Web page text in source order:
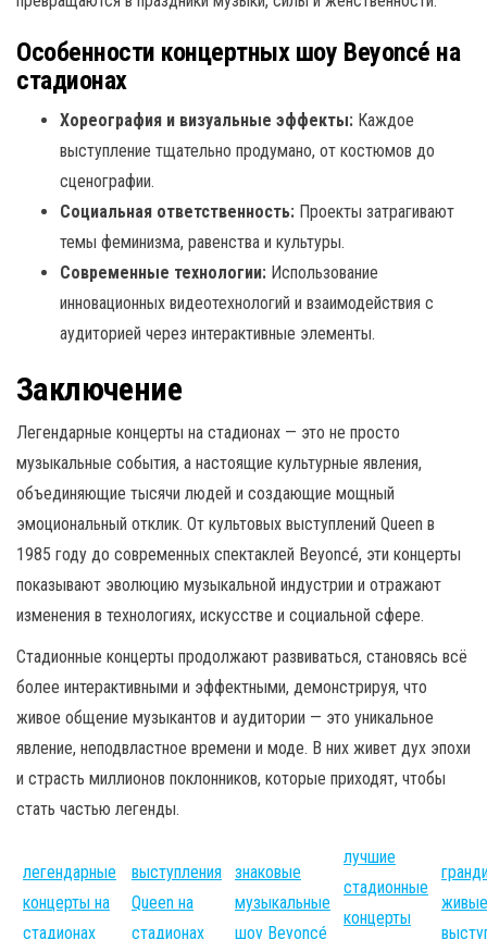
Особенности концертных шоу Beyoncé на
стадионах
Хореография и визуальные эффекты: Каждое
выступление тщательно продумано, от костюмов до
сценографии.
Социальная ответственность: Проекты затрагивают
темы феминизма, равенства и культуры.
Современные технологии: Использование
инновационных видеотехнологий и взаимодействия с
аудиторией через интерактивные элементы.
Заключение
Легендарные концерты на стадионах — это не просто
музыкальные события, а настоящие культурные явления,
объединяющие тысячи людей и создающие мощный
эмоциональный отклик. От культовых выступлений Queen в
1985 году до современных спектаклей Beyoncé, эти концерты
показывают эволюцию музыкальной индустрии и отражают
изменения в технологиях, искусстве и социальной сфере.
Стадионные концерты продолжают развиваться, становясь всё
более интерактивными и эффектными, демонстрируя, что
живое общение музыкантов и аудитории — это уникальное
явление, неподвластное времени и моде. В них живет дух эпохи
и страсть миллионов поклонников, которые приходят, чтобы
стать частью легенды.
легендарные
концерты на
стадионах
выступления
Queen на
стадионах
знаковые
музыкальные
шоу Beyoncé
лучшие
стадионные
концерты
живые